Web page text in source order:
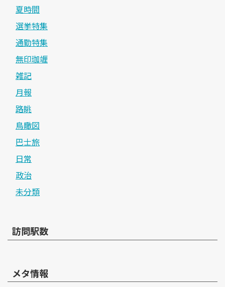
夏時間
選挙特集
通勤特集
無印珈竰
雑記
月報
路眺
鳥瞰図
巴士旅
日常
政治
未分類
訪問駅数
メタ情報